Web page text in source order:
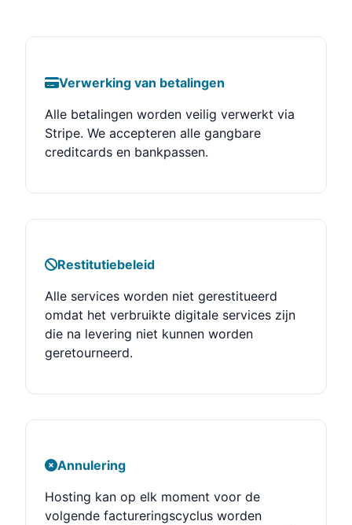
Verwerking van betalingen
Alle betalingen worden veilig verwerkt via
Stripe. We accepteren alle gangbare
creditcards en bankpassen.
Restitutiebeleid
Alle services worden niet gerestitueerd
omdat het verbruikte digitale services zijn
die na levering niet kunnen worden
geretourneerd.
Annulering
Hosting kan op elk moment voor de
volgende factureringscyclus worden